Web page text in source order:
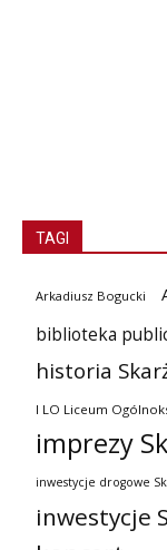
TAGI
Arkadiusz Bogucki
biblioteka
historia
I LO Liceum
imprezy
inwestycje drogowe
inwestycje